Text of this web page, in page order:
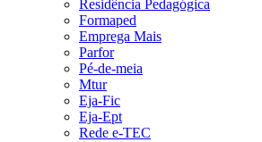
Residência Pedagógica
Formaped
Emprega Mais
Parfor
Pé-de-meia
Mtur
Eja-Fic
Eja-Ept
Rede e-TEC